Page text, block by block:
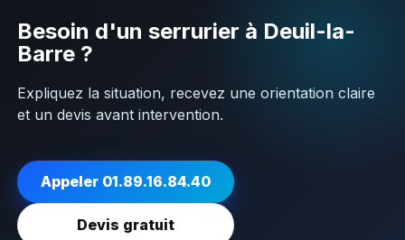
Besoin d'un serrurier à Deuil-la-
Barre ?
Expliquez la situation, recevez une orientation claire
et un devis avant intervention.
Appeler 01.89.16.84.40
Devis gratuit